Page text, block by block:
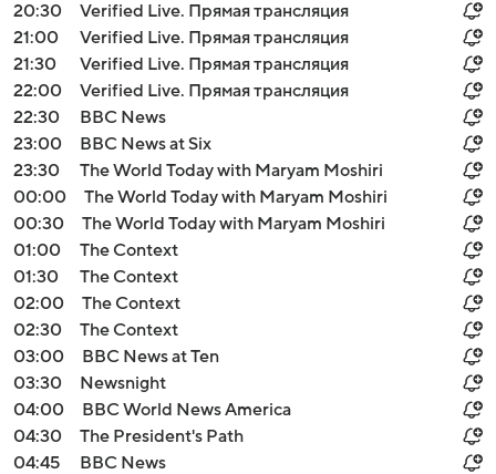
20:30
Verified Live. Прямая трансляция
21:00
Verified Live. Прямая трансляция
21:30
Verified Live. Прямая трансляция
22:00
Verified Live. Прямая трансляция
22:30
BBC News
23:00
BBC News at Six
23:30
The World Today with Maryam Moshiri
00:00
The World Today with Maryam Moshiri
00:30
The World Today with Maryam Moshiri
01:00
The Context
01:30
The Context
02:00
The Context
02:30
The Context
03:00
BBC News at Ten
03:30
Newsnight
04:00
BBC World News America
04:30
The President's Path
04:45
BBC News